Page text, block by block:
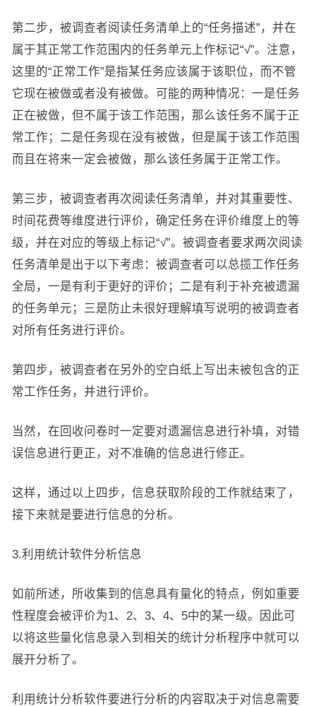
第二步，被调查者阅读任务清单上的“任务描述”，并在
属于其正常工作范围内的任务单元上作标记“√”。注意，
这里的“正常工作”是指某任务应该属于该职位，而不管
它现在被做或者没有被做。可能的两种情况：一是任务
正在被做，但不属于该工作范围，那么该任务不属于正
常工作；二是任务现在没有被做，但是属于该工作范围
而且在将来一定会被做，那么该任务属于正常工作。
第三步，被调查者再次阅读任务清单，并对其重要性、
时间花费等维度进行评价，确定任务在评价维度上的等
级，并在对应的等级上标记“√”。被调查者要求两次阅读
任务清单是出于以下考虑：被调查者可以总揽工作任务
全局，一是有利于更好的评价；二是有利于补充被遗漏
的任务单元；三是防止未很好理解填写说明的被调查者
对所有任务进行评价。
第四步，被调查者在另外的空白纸上写出未被包含的正
常工作任务，并进行评价。
当然，在回收问卷时一定要对遗漏信息进行补填，对错
误信息进行更正，对不准确的信息进行修正。
这样，通过以上四步，信息获取阶段的工作就结束了，
接下来就是要进行信息的分析。
3.利用统计软件分析信息
如前所述，所收集到的信息具有量化的特点，例如重要
性程度会被评价为1、2、3、4、5中的某一级。因此可
以将这些量化信息录入到相关的统计分析程序中就可以
展开分析了。
利用统计分析软件要进行分析的内容取决于对信息需要